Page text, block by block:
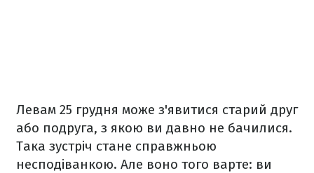
Левам 25 грудня може з'явитися старий друг
або подруга, з якою ви давно не бачилися.
Така зустріч стане справжньою
несподіванкою. Але воно того варте: ви